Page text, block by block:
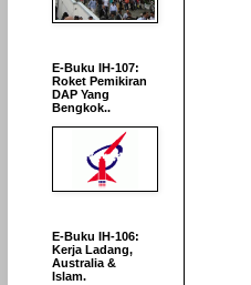
E-Buku IH-107:
Roket Pemikiran
DAP Yang
Bengkok..
E-Buku IH-106:
Kerja Ladang,
Australia &
Islam.